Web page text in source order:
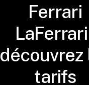
Ferrari
découvrez
tarifs